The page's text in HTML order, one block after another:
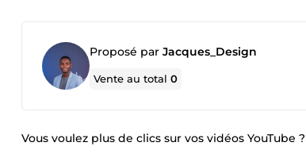
Proposé par Jacques_Design
Vente au total0
Vous voulez plus de clics sur vos vidéos YouTube ?